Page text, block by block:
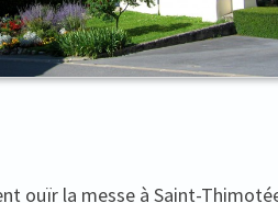
ouïr la messe à Saint-